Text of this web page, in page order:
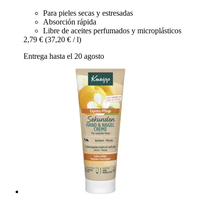
Para pieles secas y estresadas
Absorción rápida
Libre de aceites perfumados y microplásticos
2,79 € (37,20 € / l)
Entrega hasta el 20 agosto